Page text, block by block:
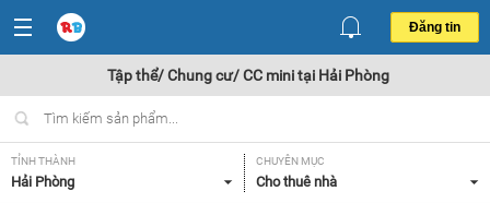
Đăng tin
Tập thể/ Chung cư/ CC mini tại Hải Phòng
TỈNH THÀNH
Hải Phòng
CHUYÊN MỤC
Cho thuê nhà